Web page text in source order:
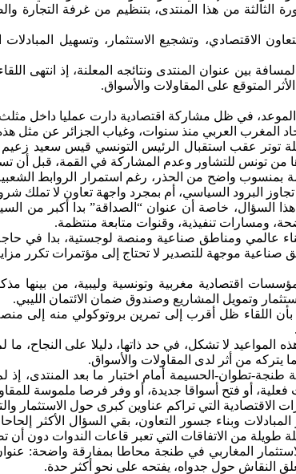
11 و12 يونيو الجاري، الدورة الثالثة من هذا المنتدى،
الاقتصادي، وتشجيع الاستثمار، وتسهيل
بين عنوان المنتدى ونتائجه المعلنة، إذ انتهى
المتوقع على المقاولات والأسواق.
في ظل مشاركة اقتصادية دارت عمليا داخل
المغرب العربي منذ سنوات، وغياب الجزائر عن مثل هذه
من تونس للتشاور وعدم المشاركة في القمة، قبل أن
بمنسوب واضح من الحذر، رغم استمرار الروابط
تجاوز البرود السياسي، أم بمجرد واجهة تعاون لا تملك
هذا السؤال، خاصة أن عنوان “الصداقة” بدا أكبر من
ومسارات تنفيذية، وقنوات متابعة منتظمة.
عالمي ومناطق صناعية ومنصة لوجستية، بدا في
موجهة للتصدير لا تحتاج إلى مؤتمرات تكرر
اقتصادية مغربية وتونسية وليبية، من بينها
وتمويل المشاريع وصندوق ضمان الائتمان الليبي.
اللقاء ظل أقرب إلى تمرين بروتوكولي منه إلى
لا تشكل، في حد ذاتها، دليلا على النجاح،
يتركه من أثر لدى المقاولات والأسواق.
تطوان-الحسيمة أمام اختبار ما بعد المنتدى،
فعلية، أو فتح أسواقا جديدة، أو وفر فرصا ملموسة
التي تراكم عناوين كبرى حول الاستثمار
وبناء جسور التعاون، بقي السؤال الأكثر
طويلة من الاتفاقات التي تعبر قاعات الندوات دون أن
المغاربي في طنجة محاطا بمفارقة واضحة:
النقاش حول جدواه، يفتحه على نحو أكثر حدة.